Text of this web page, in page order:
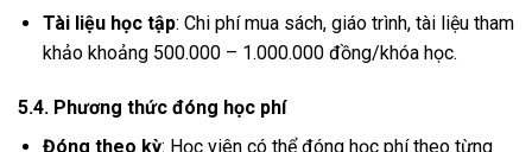
Tài liệu học tập: Chi phí mua sách, giáo trình, tài liệu tham
khảo khoảng 500.000 – 1.000.000 đồng/khóa học.
5.4. Phương thức đóng học phí
Đóng theo kỳ: Học viên có thể đóng học phí theo từng